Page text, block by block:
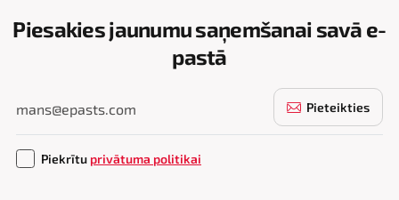
Piesakies jaunumu saņemšanai savā e-
pastā
Pieteikties
Piekrītu privātuma politikai